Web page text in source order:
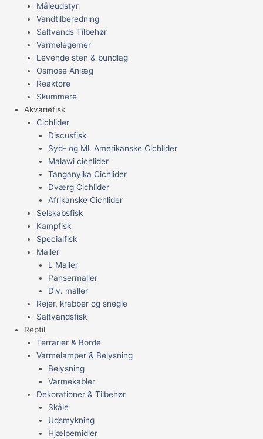
Måleudstyr
Vandtilberedning
Saltvands Tilbehør
Varmelegemer
Levende sten & bundlag
Osmose Anlæg
Reaktore
Skummere
Akvariefisk
Cichlider
Discusfisk
Syd- og Ml. Amerikanske Cichlider
Malawi cichlider
Tanganyika Cichlider
Dværg Cichlider
Afrikanske Cichlider
Selskabsfisk
Kampfisk
Specialfisk
Maller
L Maller
Pansermaller
Div. maller
Rejer, krabber og snegle
Saltvandsfisk
Reptil
Terrarier & Borde
Varmelamper & Belysning
Belysning
Varmekabler
Dekorationer & Tilbehør
Skåle
Udsmykning
Hjælpemidler